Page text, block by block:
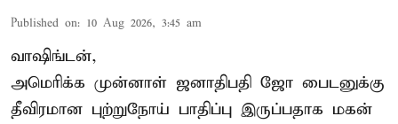
Published on: 10 Aug 2026, 3:45 am
வாஷிங்டன்,
அமெரிக்க முன்னாள் ஜனாதிபதி ஜோ பைடனுக்கு
தீவிரமான புற்றுநோய் பாதிப்பு இருப்பதாக மகன்